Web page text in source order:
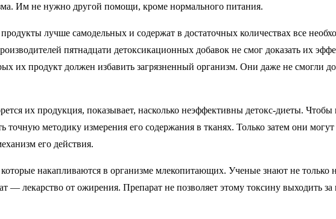
Им не нужно другой помощи, кроме нормального питания.
лучше самодельных и содержат в достаточных количествах все
пятнадцати детоксикационных добавок не смог доказать их
их продукт должен избавить загрязненный организм. Они даже не смогли
их продукция, показывает, насколько неэффективны детокс-диеты. Чтобы
точную методику измерения его содержания в тканях. Только затем они
его действия.
накапливаются в организме млекопитающих. Ученые знают не только
— лекарство от ожирения. Препарат не позволяет этому токсину выходить